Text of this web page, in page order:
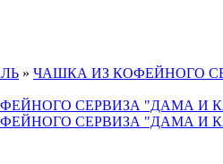
» ЧАШКА ИЗ КОФЕЙНОГО